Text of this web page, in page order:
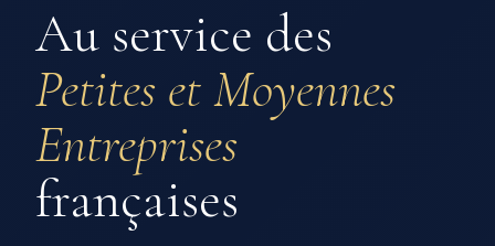
Au service des
Petites et Moyennes
Entreprises
françaises